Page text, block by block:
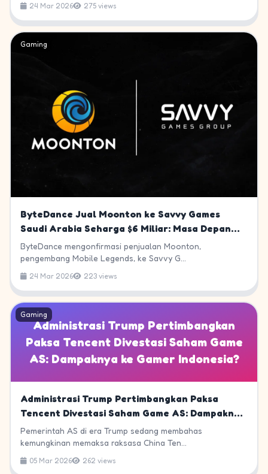
24 Mar 2026 275 views
Gaming
ByteDance Jual Moonton ke Savvy Games
Saudi Arabia Seharga $6 Miliar: Masa Depan
Mobile Legends Bagaimana?
ByteDance mengonfirmasi penjualan Moonton,
pengembang Mobile Legends, ke Savvy G...
24 Mar 2026 223 views
Administrasi Trump Pertimbangkan
Paksa Tencent Divestasi Saham Game
AS: Dampaknya ke Gamer Indonesia?
Gaming
Administrasi Trump Pertimbangkan Paksa
Tencent Divestasi Saham Game AS: Dampaknya
ke Gamer Indonesia?
Pemerintah AS di era Trump sedang membahas
kemungkinan memaksa raksasa China Ten...
05 Mar 2026 262 views